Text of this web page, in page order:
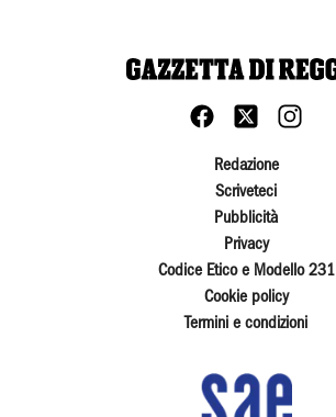
Redazione
Scriveteci
Pubblicità
Privacy
Codice Etico e Modello 231
Cookie policy
Termini e condizioni